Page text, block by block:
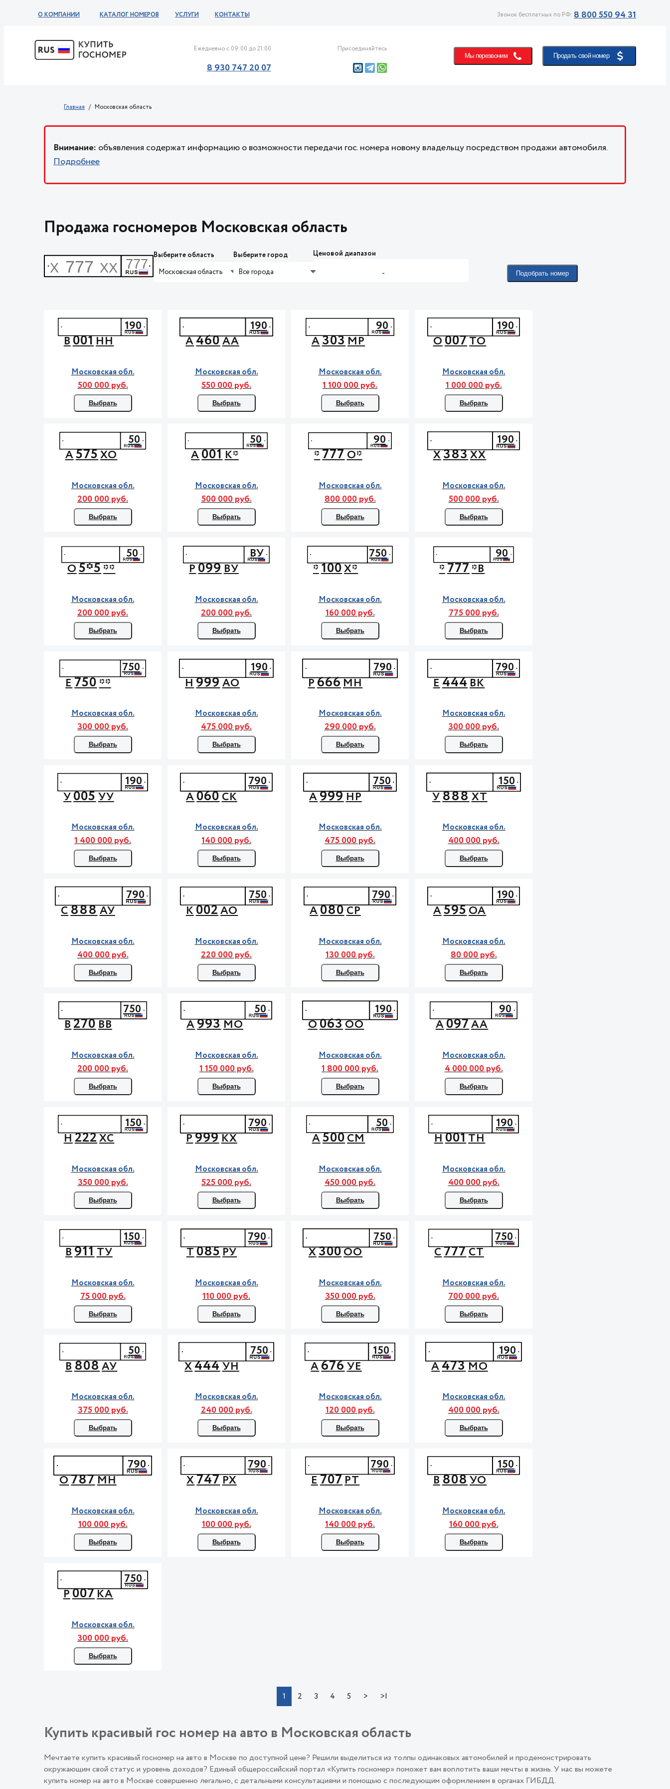
О КОМПАНИИ КАТАЛОГ НОМЕРОВ УСЛУГИ КОНТАКТЫ Звонок бесплатных по РФ: 8 800 550 94 31
Ежедневно с 09:00 до 21:00
8 930 747 20 07
Присоединяйтесь
Мы перезвоним Продать свой номер
Главная Московская область
Внимание: объявления содержат информацию о возможности передачи гос. номера новому владельцу посредством продажи автомобиля.
Подробнее
Продажа госномеров Московская область
Выберите область
Московская область
Выберите город
Все города
Ценовой диапазон
- Подобрать номер
В001НН
190
Московская обл.
500 000 руб.
Выбрать
А460АА
190
Московская обл.
550 000 руб.
Выбрать
А303МР
90
Московская обл.
1 100 000 руб.
Выбрать
О007ТО
190
Московская обл.
1 000 000 руб.
Выбрать
А575ХО
50
Московская обл.
200 000 руб.
Выбрать
А001К*
50
Московская обл.
500 000 руб.
Выбрать
*777О*
90
Московская обл.
800 000 руб.
Выбрать
Х383ХХ
190
Московская обл.
500 000 руб.
Выбрать
О5*5**
50
Московская обл.
200 000 руб.
Выбрать
Р099ВУ
ВУ
Московская обл.
200 000 руб.
Выбрать
*100Х*
750
Московская обл.
160 000 руб.
Выбрать
*777*В
90
Московская обл.
775 000 руб.
Выбрать
Е750**
750
Московская обл.
300 000 руб.
Выбрать
Н999АО
190
Московская обл.
475 000 руб.
Выбрать
Р666МН
790
Московская обл.
290 000 руб.
Выбрать
Е444ВК
790
Московская обл.
300 000 руб.
Выбрать
У005УУ
190
Московская обл.
1 400 000 руб.
Выбрать
А060СК
790
Московская обл.
140 000 руб.
Выбрать
А999НР
750
Московская обл.
475 000 руб.
Выбрать
У888ХТ
150
Московская обл.
400 000 руб.
Выбрать
С888АУ
790
Московская обл.
400 000 руб.
Выбрать
К002АО
750
Московская обл.
220 000 руб.
Выбрать
А080СР
790
Московская обл.
130 000 руб.
Выбрать
А595ОА
190
Московская обл.
80 000 руб.
Выбрать
В270ВВ
750
Московская обл.
200 000 руб.
Выбрать
А993МО
50
Московская обл.
1 150 000 руб.
Выбрать
О063ОО
190
Московская обл.
1 800 000 руб.
Выбрать
А097АА
90
Московская обл.
4 000 000 руб.
Выбрать
Н222ХС
150
Московская обл.
350 000 руб.
Выбрать
Р999КХ
790
Московская обл.
525 000 руб.
Выбрать
А500СМ
50
Московская обл.
450 000 руб.
Выбрать
Н001ТН
190
Московская обл.
400 000 руб.
Выбрать
В911ТУ
150
Московская обл.
75 000 руб.
Выбрать
Т085РУ
790
Московская обл.
110 000 руб.
Выбрать
Х300ОО
750
Московская обл.
350 000 руб.
Выбрать
С777СТ
750
Московская обл.
700 000 руб.
Выбрать
В808АУ
50
Московская обл.
375 000 руб.
Выбрать
Х444УН
750
Московская обл.
240 000 руб.
Выбрать
А676УЕ
150
Московская обл.
120 000 руб.
Выбрать
А473МО
190
Московская обл.
400 000 руб.
Выбрать
О787МН
790
Московская обл.
100 000 руб.
Выбрать
Х747РХ
790
Московская обл.
100 000 руб.
Выбрать
Е707РТ
790
Московская обл.
140 000 руб.
Выбрать
В808УО
150
Московская обл.
160 000 руб.
Выбрать
Р007КА
750
Московская обл.
300 000 руб.
Выбрать
1 2 3 4 5 > >|
Купить красивый гос номер на авто в Московская область
Мечтаете купить красивый госномер на авто в Москве по доступной цене? Решили выделиться из толпы одинаковых автомобилей и продемонстрировать
окружающим свой статус и уровень доходов? Единый общероссийский портал «Купить госномер» поможет вам воплотить ваши мечты в жизнь. У нас вы можете
купить номер на авто в Москве совершенно легально, с детальными консультациями и помощью с последующим оформлением в органах ГИБДД.